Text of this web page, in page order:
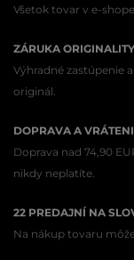
Všetok tovar v e-
ZÁRUKA ORIGINALITY
Výhradné zastúpenie
originál.
DOPRAVA A
Doprava nad 74,90
nikdy neplatíte.
22 PREDAJNÍ NA
Na nákup tovaru